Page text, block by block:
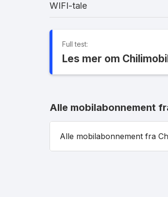
WIFI-tale
Full test:
Les mer om Chilimobil
Alle mobilabonnement
Alle mobilabonnement fra